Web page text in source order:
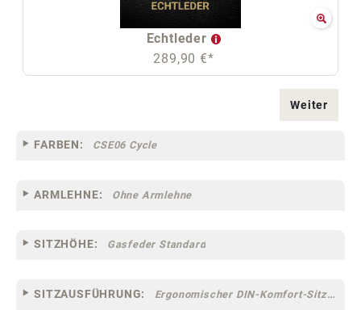
Echtleder
289,90 €*
Weiter
FARBEN: CSE06 Cycle
ARMLEHNE: Ohne Armlehne
SITZHÖHE: Gasfeder Standard
SITZAUSFÜHRUNG: Ergonomischer DIN-Komfort-Sitz [75]